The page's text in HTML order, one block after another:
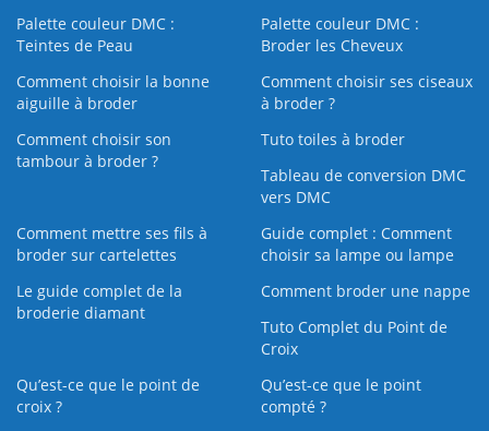
Palette couleur DMC :
Teintes de Peau
Palette couleur DMC :
Broder les Cheveux
Comment choisir la bonne
aiguille à broder
Comment choisir ses ciseaux
à broder ?
Comment choisir son
tambour à broder ?
Tuto toiles à broder
Tableau de conversion DMC
vers DMC
Comment mettre ses fils à
broder sur cartelettes
Guide complet : Comment
choisir sa lampe ou lampe
Le guide complet de la
broderie diamant
Comment broder une nappe
Tuto Complet du Point de
Croix
Qu’est-ce que le point de
croix ?
Qu’est-ce que le point
compté ?